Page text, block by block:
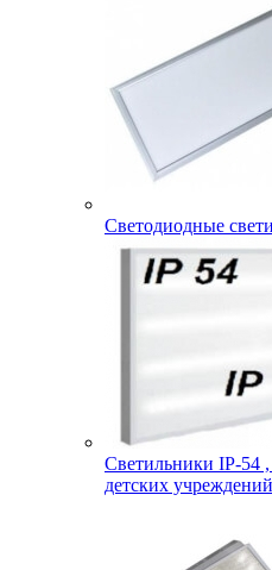
Светодиодные
Светильники IP-54
детских